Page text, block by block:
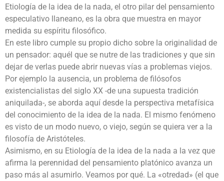
Etiología de la idea de la nada, el otro pilar del pensamiento
especulativo llaneano, es la obra que muestra en mayor
medida su espíritu filosófico.
En este libro cumple su propio dicho sobre la originalidad de
un pensador: aquél que se nutre de las tradiciones y que sin
dejar de verlas puede abrir nuevas vías a problemas viejos.
Por ejemplo la ausencia, un problema de filósofos
existencialistas del siglo XX -de una supuesta tradición
aniquilada-, se aborda aquí desde la perspectiva metafísica
del conocimiento de la idea de la nada. El mismo fenómeno
es visto de un modo nuevo, o viejo, según se quiera ver a la
filosofía de Aristóteles.
Asimismo, en su Etiología de la idea de la nada a la vez que
afirma la perennidad del pensamiento platónico avanza un
paso más al asumirlo. Veamos por qué. La «otredad» (el que